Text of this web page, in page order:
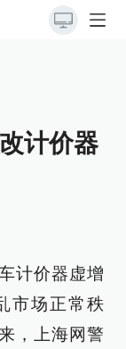
计价器
计价器虚增
市场正常秩
，上海网警